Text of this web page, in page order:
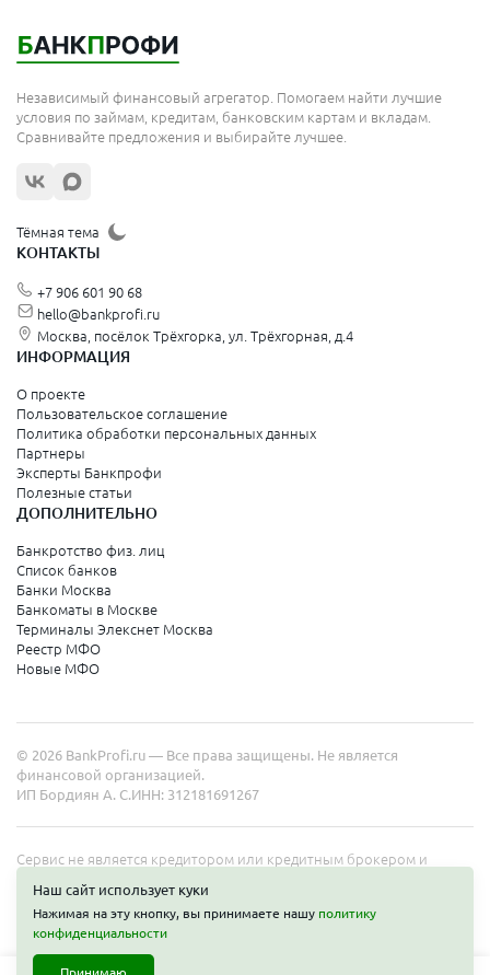
Королёв
Сергиев Посад
Орехово-Зуево
Щёлково
Видное
Зеленоград
Санкт-Петербург и Ленинградская область
Колпино
Санкт-Петербург
Краснодарский край
Армавир
Сочи
Анапа
Ейск
Свердловская область
Независимый финансовый агрегатор. Помогаем найти лучшие
условия по займам, кредитам, банковским картам и вкладам.
Сравнивайте предложения и выбирайте лучшее.
Тёмная тема
КОНТАКТЫ
+7 906 601 90 68
hello@bankprofi.ru
Москва, посёлок Трёхгорка, ул. Трёхгорная, д.4
ИНФОРМАЦИЯ
О проекте
Пользовательское соглашение
Политика обработки персональных данных
Партнеры
Эксперты Банкпрофи
Полезные статьи
ДОПОЛНИТЕЛЬНО
Банкротство физ. лиц
Список банков
Банки Москва
Банкоматы в Москве
Терминалы Элекснет Москва
Реестр МФО
Новые МФО
© 2026 BankProfi.ru — Все права защищены. Не является
финансовой организацией.
ИП Бордиян А. С.ИНН: 312181691267
Сервис не является кредитором или кредитным брокером и
на сайте не является публичной офертой. Полные условия услуг
уточняйте на сайте организаций.
Наш сайт использует куки
Нажимая на эту кнопку, вы принимаете нашу политику
конфиденциальности